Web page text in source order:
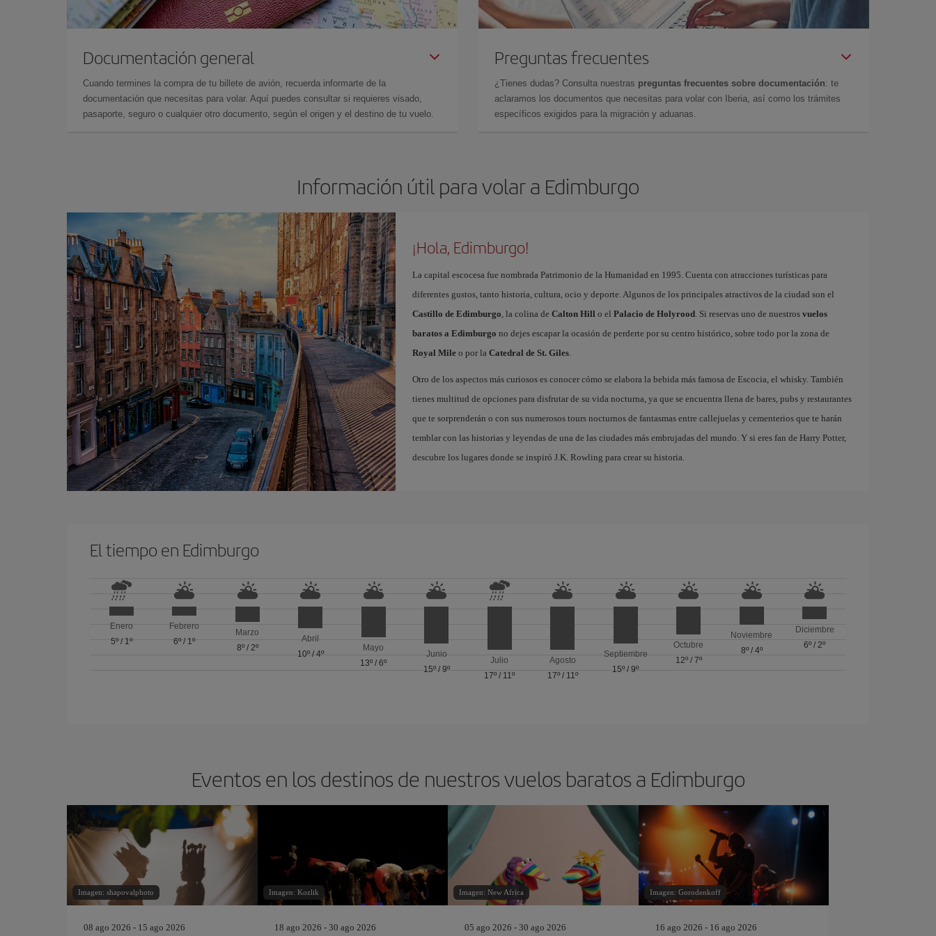
Documentación general
Cuando termines la compra de tu billete de avión, recuerda informarte de la
documentación que necesitas para volar. Aquí puedes consultar si requieres visado,
pasaporte, seguro o cualquier otro documento, según el origen y el destino de tu vuelo.
Preguntas frecuentes
¿Tienes dudas? Consulta nuestras preguntas frecuentes sobre documentación: te
aclaramos los documentos que necesitas para volar con Iberia, así como los trámites
específicos exigidos para la migración y aduanas.
Información útil para volar a Edimburgo
¡Hola, Edimburgo!
La capital escocesa fue nombrada Patrimonio de la Humanidad en 1995. Cuenta con atracciones turísticas para
diferentes gustos, tanto historia, cultura, ocio y deporte. Algunos de los principales atractivos de la ciudad son el
Castillo de Edimburgo, la colina de Calton Hill o el Palacio de Holyrood. Si reservas uno de nuestros vuelos
baratos a Edimburgo no dejes escapar la ocasión de perderte por su centro histórico, sobre todo por la zona de
Royal Mileo por la Catedral de St. Giles.
Otro de los aspectos más curiosos es conocer cómo se elabora la bebida más famosa de Escocia, el whisky. También
tienes multitud de opciones para disfrutar de su vida nocturna, ya que se encuentra llena de bares, pubs y restaurantes
que te sorprenderán o con sus numerosos tours nocturnos de fantasmas entre callejuelas y cementerios que te harán
temblar con las historias y leyendas de una de las ciudades más embrujadas del mundo. Y si eres fan de Harry Potter,
descubre los lugares donde se inspiró J.K. Rowling para crear su historia.
El tiempo en Edimburgo
Enero
5º/ 1º
Febrero
6º/ 1º
Marzo
8º/ 2º
Abril
10º/ 4º
Mayo
13º /6º
Junio
15º/ 9º
Julio
17º / 11º
Agosto
17º/ 11º
Septiembre
15º /9º
Octubre
12º/ 7º
Noviembre
8º/ 4º
Diciembre
6º / 2º
Eventos en los destinos de nuestros vuelos baratos a Edimburgo
Imagen: shapovalphoto
08 ago 2026 - 15 ago 2026
Imagen: Kozlik
18 ago 2026 - 30 ago 2026
Imagen: New Africa
05 ago 2026 - 30 ago 2026
Imagen: Gorodenkoff
16 ago 2026 - 16 ago 2026